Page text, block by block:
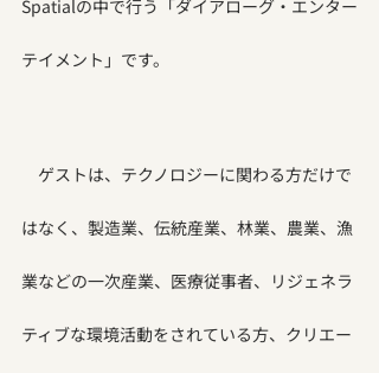
Spatialの中で行う「ダイアローグ・エンター
テイメント」です。
ゲストは、テクノロジーに関わる方だけで
はなく、製造業、伝統産業、林業、農業、漁
業などの一次産業、医療従事者、リジェネラ
ティブな環境活動をされている方、クリエー